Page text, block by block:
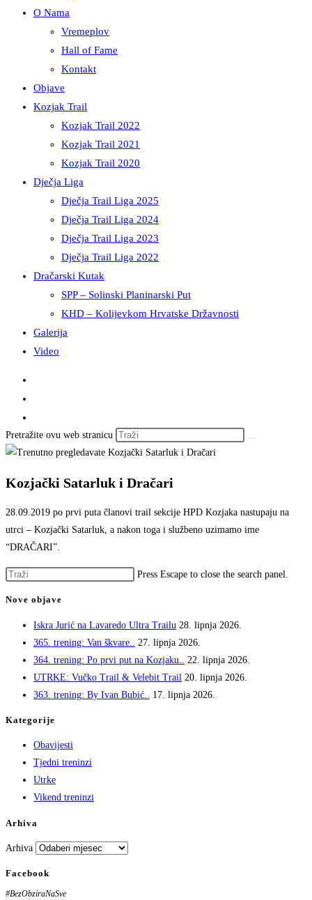
O Nama
Vremeplov
Hall of Fame
Kontakt
Objave
Kozjak Trail
Kozjak Trail 2022
Kozjak Trail 2021
Kozjak Trail 2020
Dječja Liga
Dječja Trail Liga 2025
Dječja Trail Liga 2024
Dječja Trail Liga 2023
Dječja Trail Liga 2022
Dračarski Kutak
SPP – Solinski Planinarski Put
KHD – Kolijevkom Hrvatske Državnosti
Galerija
Video
Pretražite ovu web stranicu
Kozjački Satarluk i Dračari
28.09.2019 po prvi puta članovi trail sekcije HPD Kozjaka nastupaju na
utrci – Kozjački Satarluk, a nakon toga i službeno uzimamo ime
“DRAČARI”.
Press Escape to close the search panel.
Nove objave
Iskra Jurić na Lavaredo Ultra Trailu 28. lipnja 2026.
365. trening: Van škvare..
27. lipnja 2026.
364. trening: Po prvi put na Kozjaku..
22. lipnja 2026.
UTRKE: Vučko Trail & Velebit Trail 20. lipnja 2026.
363. trening: By Ivan Bubić..
17. lipnja 2026.
Kategorije
Obavijesti
Tjedni treninzi
Utrke
Vikend treninzi
Arhiva
Arhiva
Facebook
#BezObziraNaSve